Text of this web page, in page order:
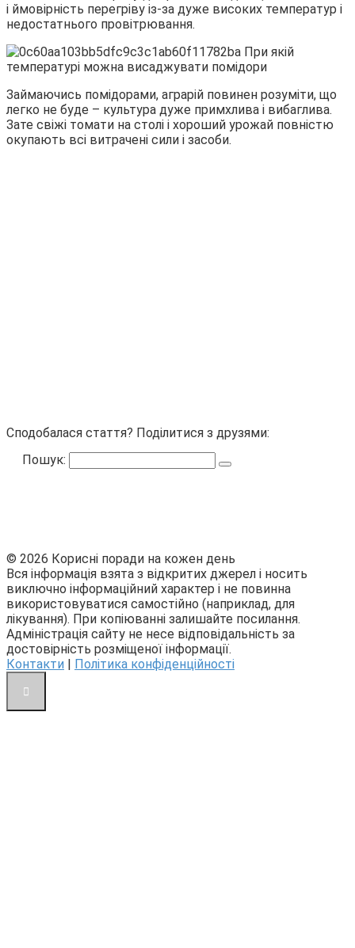
і ймовірність перегріву із-за дуже високих температур і
недостатнього провітрювання.
Займаючись помідорами, аграрій повинен розуміти, що
легко не буде – культура дуже примхлива і вибаглива.
Зате свіжі томати на столі і хороший урожай повністю
окупають всі витрачені сили і засоби.
Сподобалася стаття? Поділитися з друзями:
Пошук:
© 2026 Корисні поради на кожен день
Вся інформація взята з відкритих джерел і носить
виключно інформаційний характер і не повинна
використовуватися самостійно (наприклад, для
лікування). При копіюванні залишайте посилання.
Адміністрація сайту не несе відповідальність за
достовірність розміщеної інформації.
Контакти | Політика конфіденційності